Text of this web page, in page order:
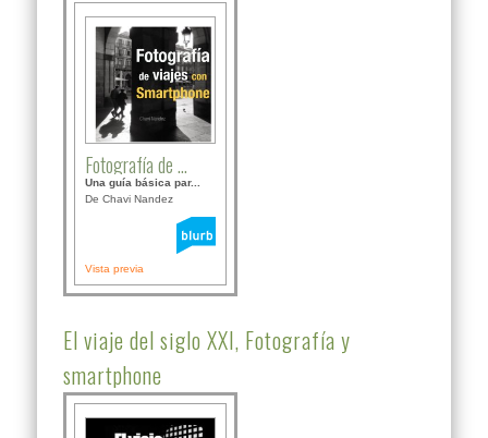
Fotografía de ...
Una guía básica par...
De Chavi Nandez
Vista previa
El viaje del siglo XXI, Fotografía y
smartphone